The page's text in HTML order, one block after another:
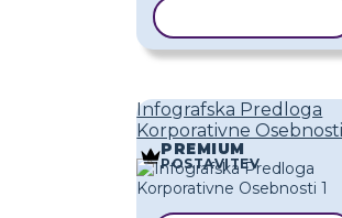
Infografska Predloga
Korporativne Osebnosti
PREMIUM
POSTAVITEV